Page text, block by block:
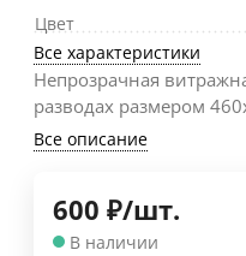
Цвет
Все характеристики
Непрозрачная
разводах размером
Все описание
600 ₽/шт.
В наличии